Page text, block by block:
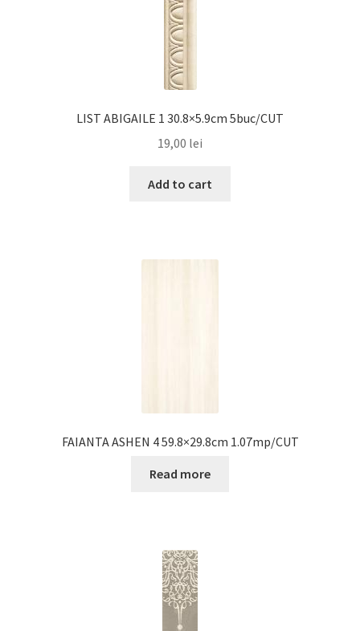
LIST ABIGAILE 1 30.8×5.9cm 5buc/CUT
19,00 lei
Add to cart
FAIANTA ASHEN 4 59.8×29.8cm 1.07mp/CUT
Read more